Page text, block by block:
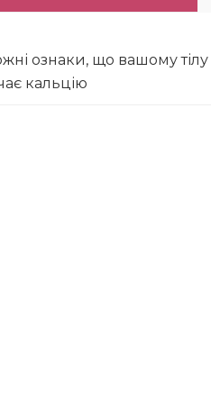
ознаки, що вашому тілу
кальцію